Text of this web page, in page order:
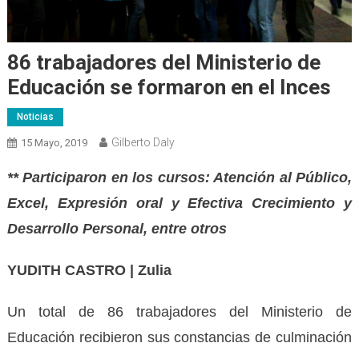
86 trabajadores del Ministerio de
Educación se formaron en el Inces
Noticias
15 Mayo, 2019 Gilberto Daly
** Participaron en los cursos: Atención al Público,
Excel, Expresión oral y Efectiva Crecimiento y
Desarrollo Personal, entre otros
YUDITH CASTRO | Zulia
Un total de 86 trabajadores del Ministerio de
Educación recibieron sus constancias de culminación